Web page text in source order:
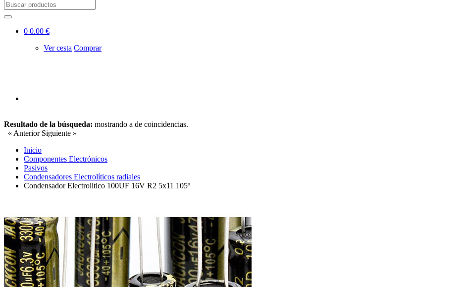
0 0.00 €
Ver cesta Comprar
Resultado de la búsqueda: mostrando a de coincidencias.
« Anterior Siguiente »
Inicio
Componentes Electrónicos
Pasivos
Condensadores Electrolíticos radiales
Condensador Electrolitico 100UF 16V R2 5x11 105º